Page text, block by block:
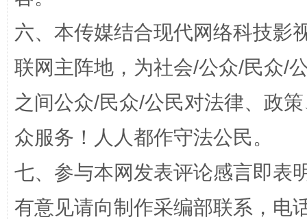
“蜀中异人”王建安的艺术幻境
六、本传媒结合现代网络科技影
联网主阵地，为社会/公众/民众/
之间公众/民众/公民对法律、政
众服务！人人都作守法公民。
七、参与本网发表评论感言即表
有意见请向制作采编部联系，电